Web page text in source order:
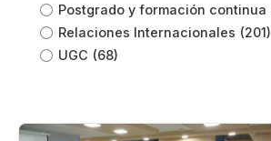
Postgrado y formación continua
Relaciones Internacionales (201)
UGC (68)